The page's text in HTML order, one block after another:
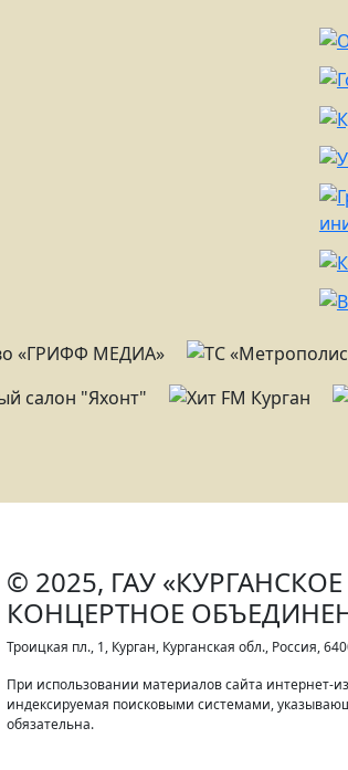
© 2025, ГАУ
КОНЦЕРТНОЕ
Троицкая пл., 1, Курган, Курганская обл., Россия,
При использовании материалов сайта интернет-
индексируемая поисковыми системами,
обязательна.